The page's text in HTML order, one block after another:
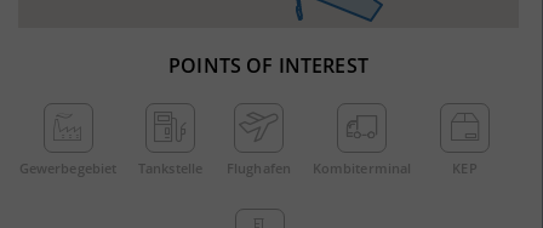
POINTS OF INTEREST
Gewerbe­gebiet Tankstelle Flughafen Kombi­terminal KEP